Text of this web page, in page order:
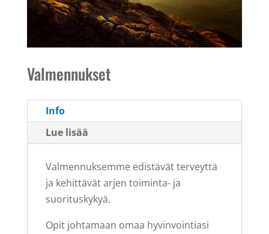
Valmennukset
Info
Lue lisää
Valmennuksemme edistävät terveyttä
ja kehittävät arjen toiminta- ja
suorituskykyä.
Opit johtamaan omaa hyvinvointiasi